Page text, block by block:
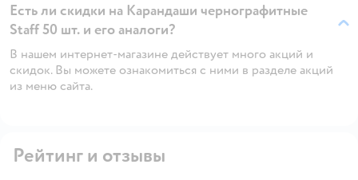
Есть ли скидки на Карандаши чернографитные
Staff 50 шт. и его аналоги?
В нашем интернет-магазине действует много акций и
скидок. Вы можете ознакомиться с ними в разделе акций
из меню сайта.
Рейтинг и отзывы